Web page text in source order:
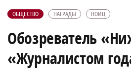
ОБЩЕСТВО НАГРАДЫ НОИЦ
Обозреватель
«Журналистом